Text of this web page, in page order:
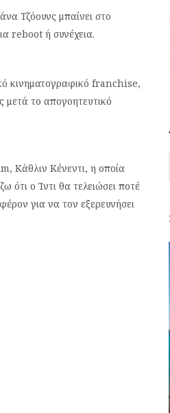
Τζόουνς μπαίνει στο
reboot ή συνέχεια.
κινηματογραφικό franchise,
μετά το απογοητευτικό
Κάθλιν Κένεντι, η οποία
ότι ο Ίντι θα τελειώσει ποτέ
για να τον εξερευνήσει